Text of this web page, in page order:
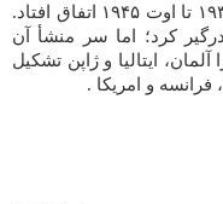
تا اوت ۱۹۴۵ اتفاق افتاد.
کرد؛ اما سر منشأ آن
ایتالیا و ژاپن تشکیل
و امریکا .